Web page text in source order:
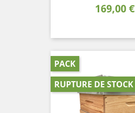
Prix
169,00 €
PACK
RUPTURE DE STOCK